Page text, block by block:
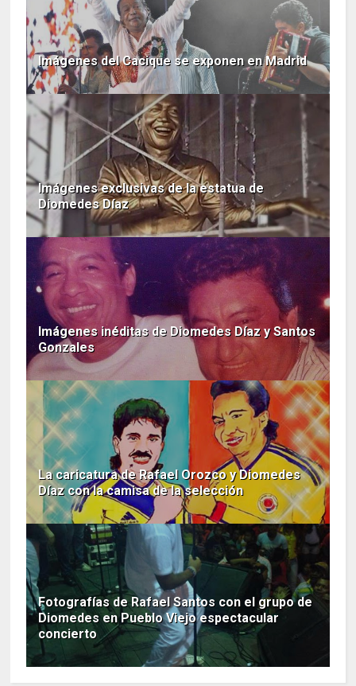
Imágenes del Cacique se exponen en Madrid
Imágenes exclusivas de la estatua de
Diomedes Díaz
Imágenes inéditas de Diomedes Díaz y Santos
Gonzales
La caricatura de Rafael Orozco y Diomedes
Díaz con la camisa de la selección
Fotografías de Rafael Santos con el grupo de
Diomedes en Pueblo Viejo espectacular
concierto